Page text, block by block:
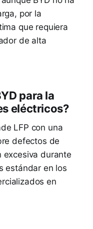
por la
que requiera
de alta
para la
eléctricos?
LFP con una
defectos de
excesiva durante
estándar en los
en